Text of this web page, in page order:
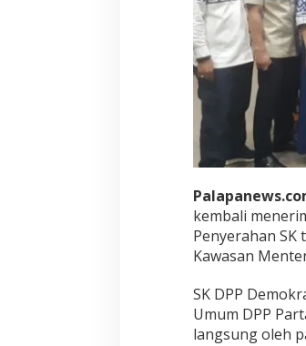
kembali
Penyerahan
Kawasan
SK DPP
Umum DPP
langsung oleh